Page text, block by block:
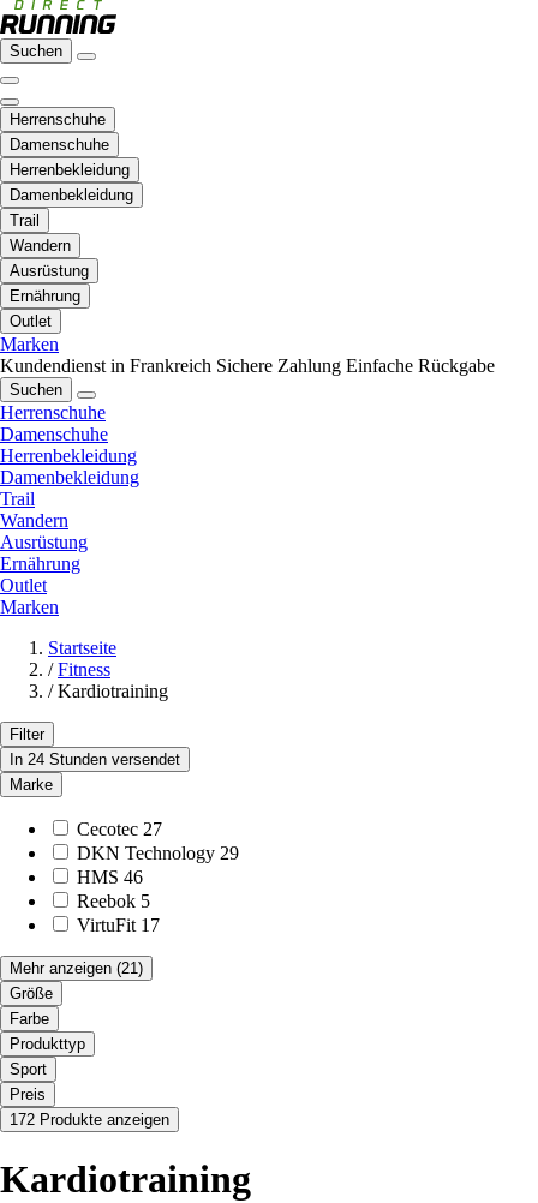
Suchen
Herrenschuhe
Damenschuhe
Herrenbekleidung
Damenbekleidung
Trail
Wandern
Ausrüstung
Ernährung
Outlet
Marken
Kundendienst in Frankreich Sichere Zahlung Einfache Rückgabe
Suchen
Herrenschuhe
Damenschuhe
Herrenbekleidung
Damenbekleidung
Trail
Wandern
Ausrüstung
Ernährung
Outlet
Marken
Startseite
/ Fitness
/ Kardiotraining
Filter
In 24 Stunden versendet
Marke
Cecotec 27
DKN Technology 29
HMS 46
Reebok 5
VirtuFit 17
Mehr anzeigen (21)
Größe
Farbe
Produkttyp
Sport
Preis
172 Produkte anzeigen
Kardiotraining